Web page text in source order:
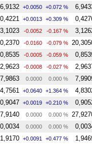
6,9132 +0.0050 +0.072 %
0,4221 +0.0013 +0.309 %
3,1023 -0.0052 -0.167 %
-0.0160 -0.079 %
0,8535 -0.0005 -0.059 %
2,9623 -0.0008 -0.027 %
7,9863 0.0000 0.000 %
4,7561 +0.0640 +1.364 %
0,9047 +0.0019 +0.210 %
0.0000 0.000 %
0,0034 0.0000 0.000 %
1,9170 +0.0091 +0.477 %